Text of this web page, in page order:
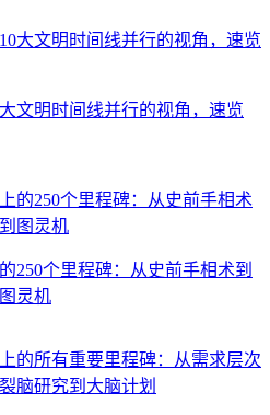
文明时间线并行的视角，速览
250个里程碑：从史前手相术到
灵机